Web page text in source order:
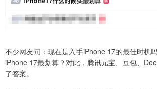
不少网友问：现在是入手iPhone 17的最佳时机
iPhone 17最划算？对此，腾讯元宝、豆包、
了答案。